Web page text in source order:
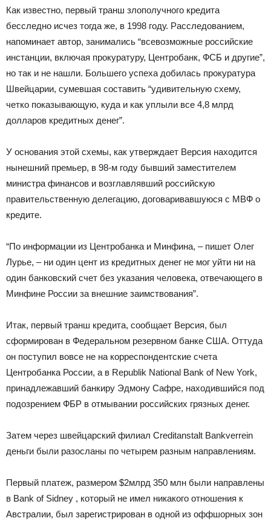
Как известно, первый транш злополучного кредита
бесследно исчез тогда же, в 1998 году. Расследованием,
напоминает автор, занимались “всевозможные российские
инстанции, включая прокуратуру, Центробанк, ФСБ и другие”,
но так и не нашли. Большего успеха добилась прокуратура
Швейцарии, сумевшая составить “удивительную схему,
четко показывающую, куда и как уплыли все 4,8 млрд
долларов кредитных денег”.
У основания этой схемы, как утверждает Версия находится
нынешний премьер, в 98-м году бывший заместителем
министра финансов и возглавлявший российскую
правительственную делегацию, договаривавшуюся с МВФ о
кредите.
“По информации из Центробанка и Минфина, – пишет Олег
Лурье, – ни один цент из кредитных денег не мог уйти ни на
один банковский счет без указания человека, отвечающего в
Минфине России за внешние заимствования”.
Итак, первый транш кредита, сообщает Версия, был
сформирован в Федеральном резервном банке США. Оттуда
он поступил вовсе не на корреспондентские счета
Центробанка России, а в Republik National Bank of New York,
принадлежавший банкиру Эдмону Сафре, находившийся под
подозрением ФБР в отмывании российских грязных денег.
Затем через швейцарский филиал Creditanstalt Bankverrein
деньги были разосланы по четырем разным направлениям.
Первый платеж, размером $2млрд 350 млн были направлены
в Bank of Sidney , который не имел никакого отношения к
Австралии, был зарегистрирован в одной из оффшорных зон